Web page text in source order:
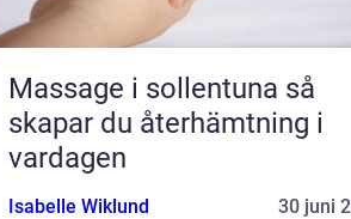
Massage i sollentuna så
skapar du återhämtning i
vardagen
Isabelle Wiklund 30 juni